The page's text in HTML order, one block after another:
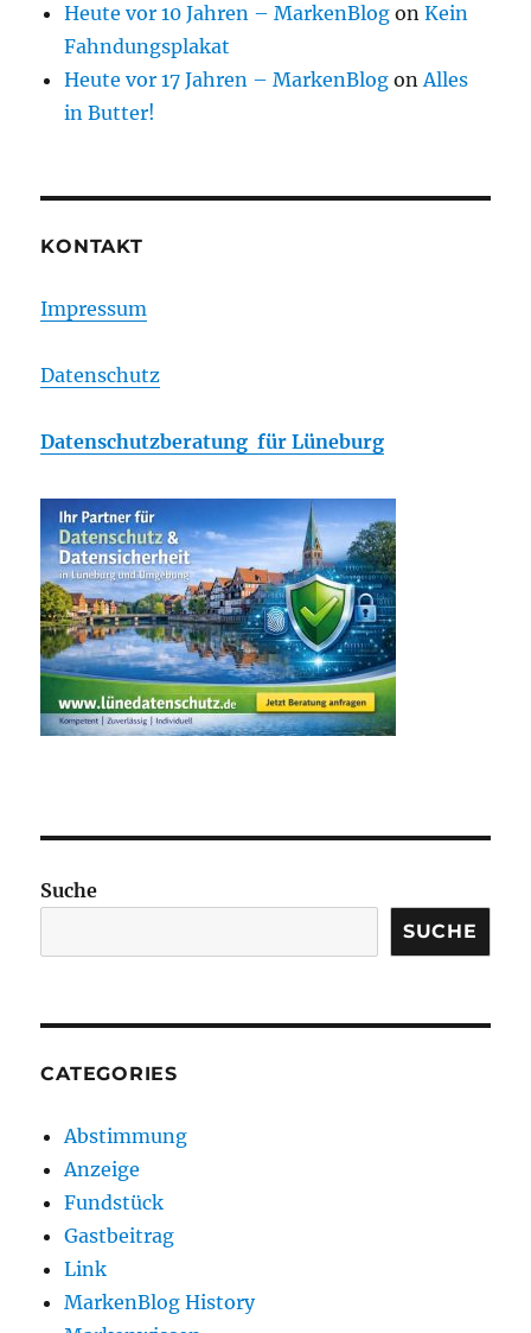
Heute vor 10 Jahren – MarkenBlog onKein
Fahndungsplakat
Heute vor 17 Jahren – MarkenBlog onAlles
in Butter!
KONTAKT
Impressum
Datenschutz
Datenschutzberatung für Lüneburg
Suche
SUCHE
CATEGORIES
Abstimmung
Anzeige
Fundstück
Gastbeitrag
Link
MarkenBlog History